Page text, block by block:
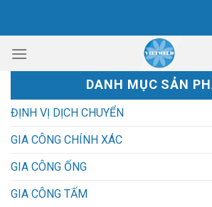
dung
DANH MỤC SẢN
ĐỊNH VỊ DỊCH CHUYỂN
GIA CÔNG CHÍNH XÁC
GIA CÔNG ỐNG
GIA CÔNG TẤM